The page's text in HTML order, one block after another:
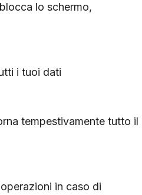
lo schermo,
i tuoi dati
tempestivamente tutto il
in caso di